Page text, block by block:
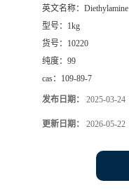
英文名称： Diethylamine
型号： 1kg
货号： 10220
纯度： 99
cas： 109-89-7
发布日期： 2025-03-24
更新日期： 2026-05-22